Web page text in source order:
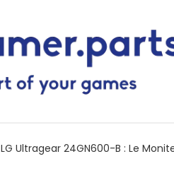
LG Ultragear 24GN600-B : Le